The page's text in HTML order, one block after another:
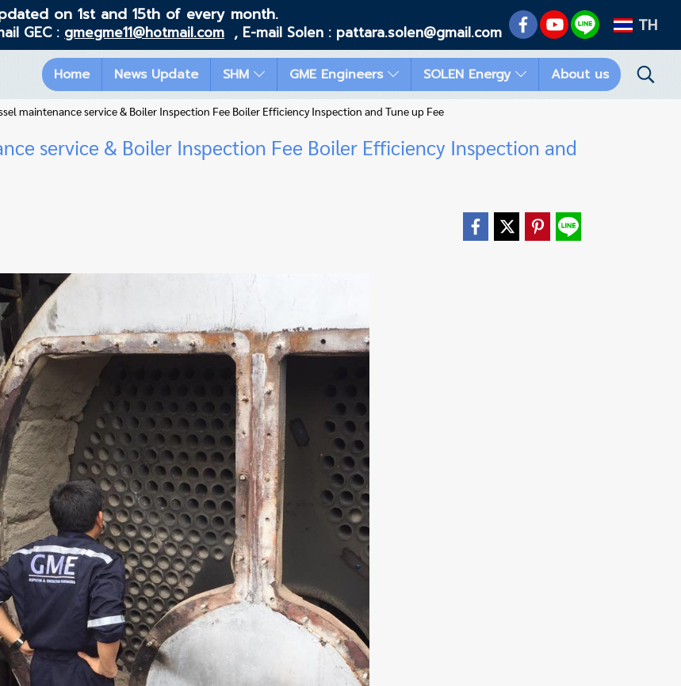
on 1st and 15th of every month.
GEC : gmegme11@hotmail.com , E-mail Solen : pattara.solen@gmail.com TH
Home News Update SHM GME Engineers SOLEN Energy About us
maintenance service & Boiler Inspection Fee Boiler Efficiency Inspection and Tune up Fee
service & Boiler Inspection Fee Boiler Efficiency Inspection and